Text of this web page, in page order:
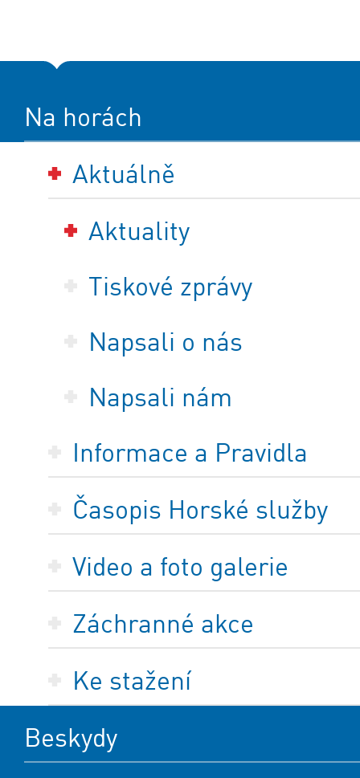
Na horách
Aktuálně
Aktuality
Tiskové zprávy
Napsali o nás
Napsali nám
Informace a Pravidla
Časopis Horské služby
Video a foto galerie
Záchranné akce
Ke stažení
Beskydy